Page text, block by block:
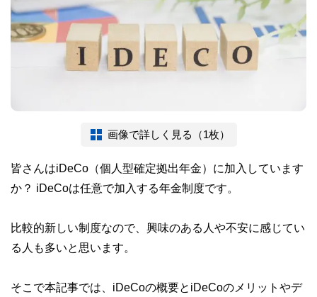
画像で詳しく見る（1枚）
皆さんはiDeCo（個人型確定拠出年金）に加入しています
か？ iDeCoは任意で加入する年金制度です。
比較的新しい制度なので、興味のある人や不安に感じてい
る人も多いと思います。
そこで本記事では、iDeCoの概要とiDeCoのメリットやデ